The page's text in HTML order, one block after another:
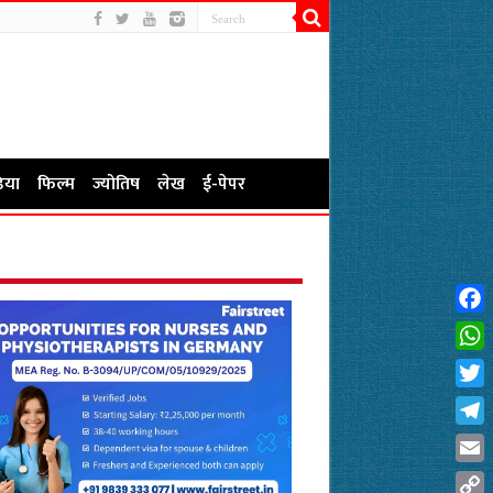
फिल्म ज्योतिष लेख ई-पेपर